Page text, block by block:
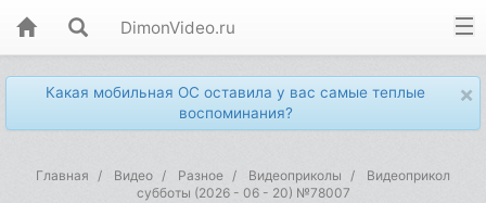
DimonVideo.ru
×
Какая мобильная ОС оставила у вас самые теплые
воспоминания?
Главная Видео Разное Видеоприколы
Видеоприкол
субботы (2026 - 06 - 20) №78007